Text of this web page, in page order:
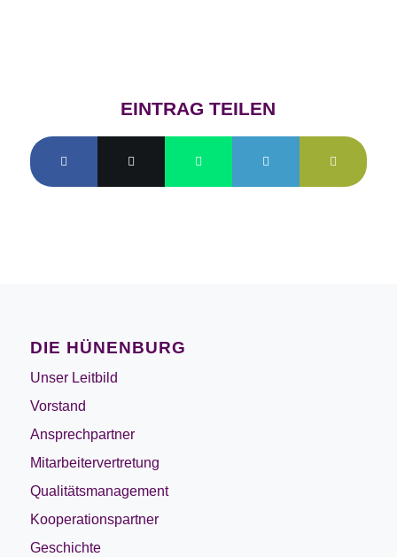
EINTRAG TEILEN
DIE HÜNENBURG
Unser Leitbild
Vorstand
Ansprechpartner
Mitarbeitervertretung
Qualitätsmanagement
Kooperationspartner
Geschichte